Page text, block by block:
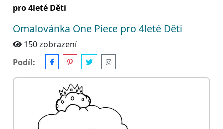
pro 4leté Děti
Omalovánka One Piece pro 4leté Děti
150 zobrazení
Podíl: